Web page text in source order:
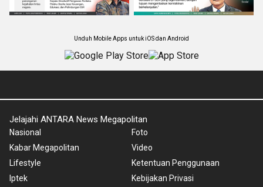
Unduh Mobile Apps untuk iOS dan Android
Jelajahi ANTARA News Megapolitan
Nasional
Kabar Megapolitan
Lifestyle
Iptek
Foto
Video
Ketentuan Penggunaan
Kebijakan Privasi